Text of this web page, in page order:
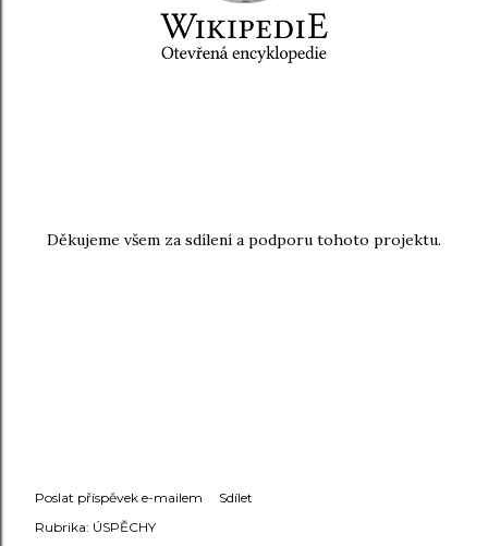
Děkujeme všem za sdílení a podporu tohoto projektu.
Poslat příspěvek e-mailem
Sdílet
Rubrika: ÚSPĚCHY